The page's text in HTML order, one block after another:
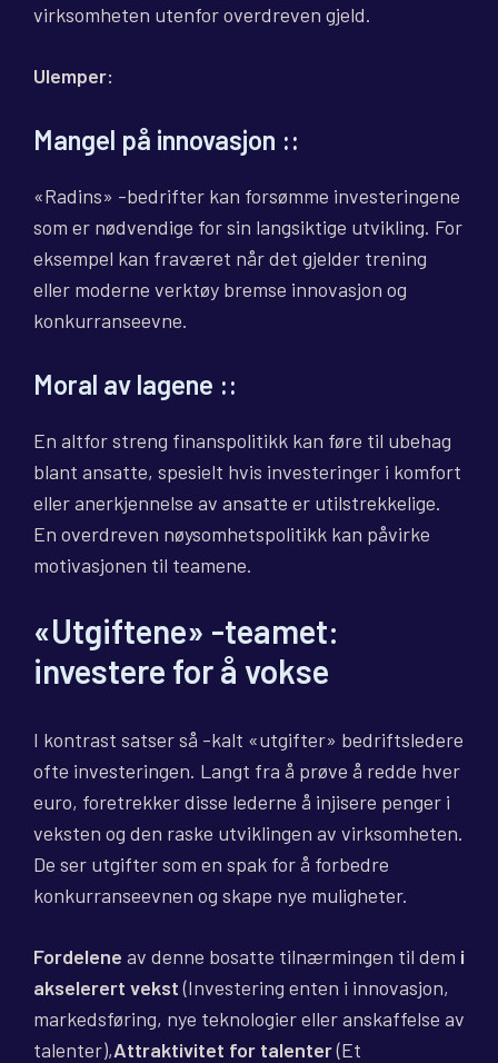
virksomheten utenfor overdreven gjeld.
Ulemper:
Mangel på innovasjon ::
«Radins» -bedrifter kan forsømme investeringene
som er nødvendige for sin langsiktige utvikling. For
eksempel kan fraværet når det gjelder trening
eller moderne verktøy bremse innovasjon og
konkurranseevne.
Moral av lagene ::
En altfor streng finanspolitikk kan føre til ubehag
blant ansatte, spesielt hvis investeringer i komfort
eller anerkjennelse av ansatte er utilstrekkelige.
En overdreven nøysomhetspolitikk kan påvirke
motivasjonen til teamene.
«Utgiftene» -teamet:
investere for å vokse
I kontrast satser så -kalt «utgifter» bedriftsledere
ofte investeringen. Langt fra å prøve å redde hver
euro, foretrekker disse lederne å injisere penger i
veksten og den raske utviklingen av virksomheten.
De ser utgifter som en spak for å forbedre
konkurranseevnen og skape nye muligheter.
Fordelene av denne bosatte tilnærmingen til dem i
akselerert vekst(Investering enten i innovasjon,
markedsføring, nye teknologier eller anskaffelse av
talenter),Attraktivitet for talenter(Et